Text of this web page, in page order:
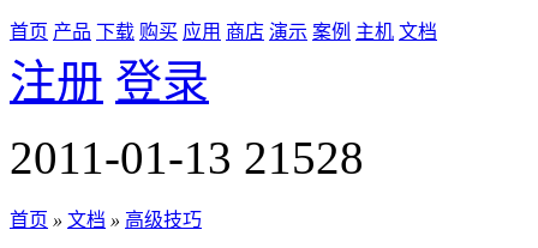
首页 产品 下载 购买 应用 商店 演示 案例 主机 文档
注册 登录
2011-01-13 21528
首页 » 文档 » 高级技巧